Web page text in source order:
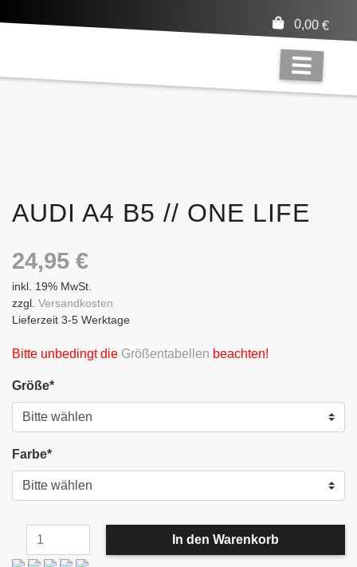
0,00€
AUDI A4 B5 // ONE LIFE
24,95 €
inkl. 19% MwSt.
zzgl. Versandkosten
Lieferzeit 3-5 Werktage
Bitte unbedingt die Größentabellen beachten!
Größe*
Farbe*